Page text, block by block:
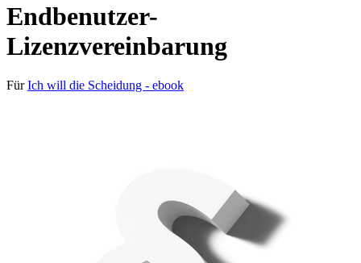
Endbenutzer-
Lizenzvereinbarung
FürIch will die Scheidung - ebook